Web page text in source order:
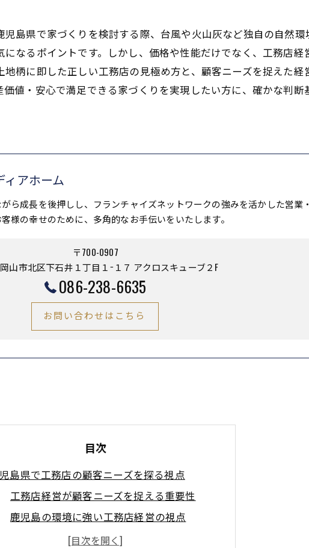
島県で家づくりを検討する際、台風や火山灰など独自の自然
なるポイントです。しかし、価格や性能だけでなく、工務店経
柄に即した正しい工務店の見極め方と、顧客ニーズを捉えた経
値・安心で満足できる家づくりを実現したい方に、確かな判
アホーム
ら成長を後押しし、フランチャイズネットワークの強みを活かした営業
様の幸せのために、多角的なお手伝いをいたします。
〒700-0907
山市北区下石井１丁目１−１７ アクロスキューブ２F
086-238-6635
お問い合わせはこちら
目次
島県で工務店の顧客ニーズを探る視点
工務店経営が顧客ニーズを捉える重要性
鹿児島の環境に強い工務店経営の視点
顧客満足度を高める工務店経営の工夫